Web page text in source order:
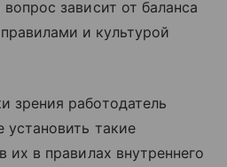
зависит от баланса
и культурой
зрения работодатель
установить такие
их в правилах внутреннего